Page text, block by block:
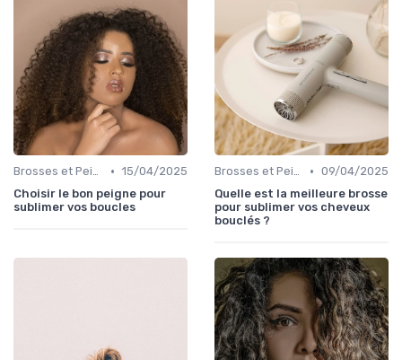
Brosses et Peignes Spéciaux • 15/04/2025
Choisir le bon peigne pour
sublimer vos boucles
Brosses et Peignes Spéciaux • 09/04/2025
Quelle est la meilleure brosse
pour sublimer vos cheveux
bouclés ?